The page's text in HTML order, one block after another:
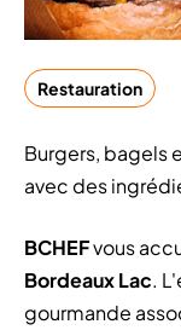
Restauration
Burgers, bagels
avec des
BCHEFvous
Bordeaux Lac.
gourmande